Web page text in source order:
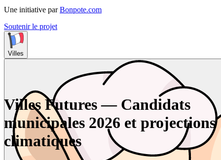
Une initiative par Bonpote.com
Soutenir le projet
Villes
Villes Futures — Candidats
municipales 2026 et projections
climatiques